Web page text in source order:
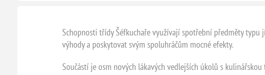
Schopnosti třídy Šéfkuchaře využívají spotřební předměty typu
výhody a poskytovat svým spoluhráčům mocné efekty.
Součástí je osm nových lákavých vedlejších úkolů s